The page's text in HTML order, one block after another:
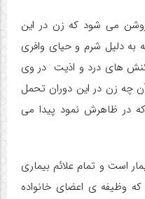
می شود که زن در این
به دلیل شرم و حیای وافری
های درد و اذیت در وی
چه زن در این دوران تحمل
در ظاهرش نمود پیدا می
است و تمام علائم بیماری
که وظیفه ی اعضای خانواده